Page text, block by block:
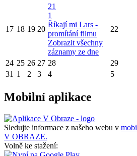
17 18 19 20
21
1
Říkají mi Lars -
promítání filmu
Zobrazit všechny
záznamy ze dne
22
24 25 26 27 28 29
31 1 2 3 4 5
Mobilní aplikace
Sledujte informace z našeho webu v
V OBRAZE.
Volně ke stažení: